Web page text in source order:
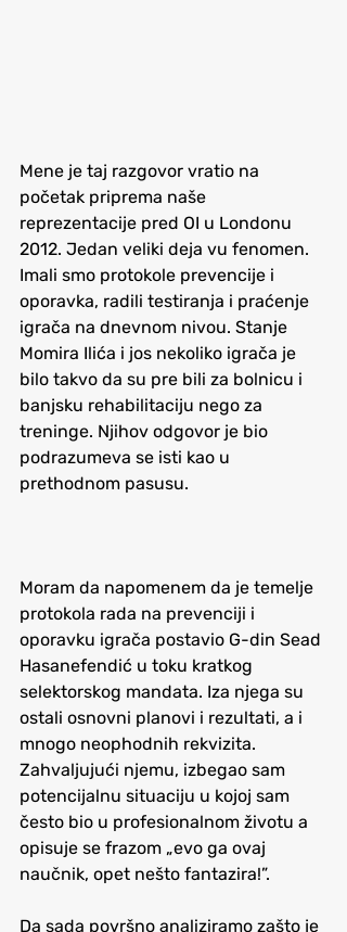
Mene je taj razgovor vratio na
početak priprema naše
reprezentacije pred OI u Londonu
2012. Jedan veliki deja vu fenomen.
Imali smo protokole prevencije i
oporavka, radili testiranja i praćenje
igrača na dnevnom nivou. Stanje
Momira Ilića i jos nekoliko igrača je
bilo takvo da su pre bili za bolnicu i
banjsku rehabilitaciju nego za
treninge. Njihov odgovor je bio
podrazumeva se isti kao u
prethodnom pasusu.
Moram da napomenem da je temelje
protokola rada na prevenciji i
oporavku igrača postavio G-din Sead
Hasanefendić u toku kratkog
selektorskog mandata. Iza njega su
ostali osnovni planovi i rezultati, a i
mnogo neophodnih rekvizita.
Zahvaljujući njemu, izbegao sam
potencijalnu situaciju u kojoj sam
često bio u profesionalnom životu a
opisuje se frazom „evo ga ovaj
naučnik, opet nešto fantazira!”.
Da sada površno analiziramo zašto je